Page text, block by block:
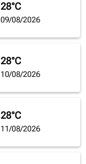
28°C
09/08/2026
28°C
10/08/2026
28°C
11/08/2026